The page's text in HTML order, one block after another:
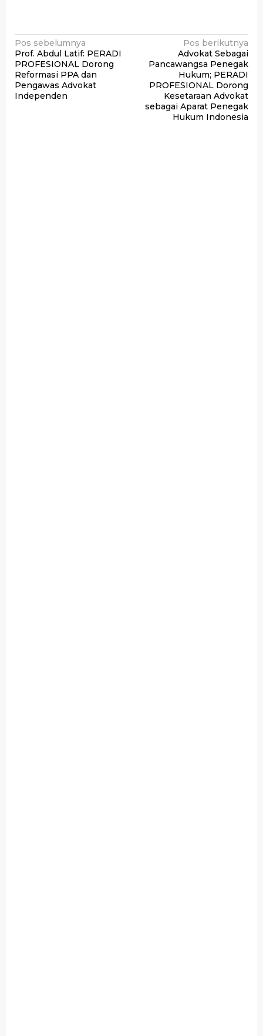
Navigasi
pos
Pos sebelumnya
Prof. Abdul Latif: PERADI
PROFESIONAL Dorong
Reformasi PPA dan
Pengawas Advokat
Independen
Pos berikutnya
Advokat Sebagai
Pancawangsa Penegak
Hukum; PERADI
PROFESIONAL Dorong
Kesetaraan Advokat
sebagai Aparat Penegak
Hukum Indonesia